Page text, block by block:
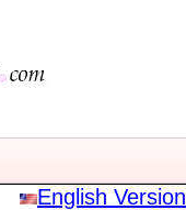
English Version